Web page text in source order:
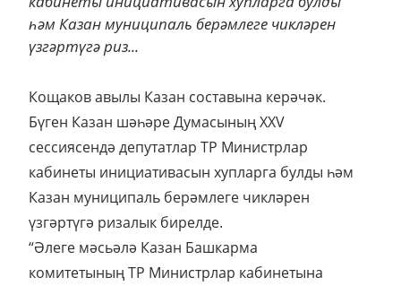
һәм Казан муниципаль берәмлеге чикләрен
үзгәртүгә риз...
Кощаков авылы Казан составына керәчәк.
Бүген Казан шәһәре Думасының XXV
сессиясендә депутатлар ТР Министрлар
кабинеты инициативасын хупларга булды һәм
Казан муниципаль берәмлеге чикләрен
үзгәртүгә ризалык бирелде.
“Әлеге мәсьәлә Казан Башкарма
комитетының ТР Министрлар кабинетына